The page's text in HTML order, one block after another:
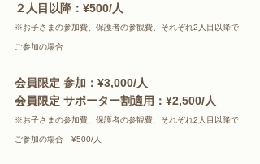
２人目以降：¥500/人
※お子さまの参加費、保護者の参観費、それぞれ2人目以降で
ご参加の場合
会員限定 参加：¥3,000/人
会員限定 サポーター割適用：¥2,500/人
※お子さまの参加費、保護者の参観費、それぞれ2人目以降で
ご参加の場合　¥500/人